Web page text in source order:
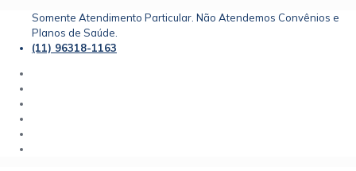
Somente Atendimento Particular. Não Atendemos Convênios e
Planos de Saúde.
(11) 96318-1163